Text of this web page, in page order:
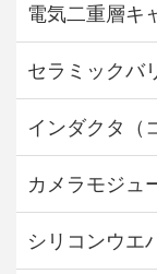
電気二重層キ
セラミックバ
インダクタ（
カメラモジュ
シリコンウエ